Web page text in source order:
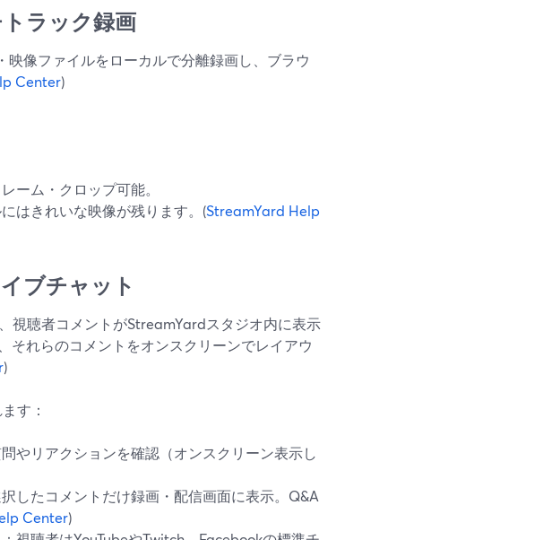
ラック録画
像ファイルをローカルで分離録画し、ブラウ
Center)
ーム・クロップ可能。
はきれいな映像が残ります。(StreamYard Help
ブチャット
視聴者コメントがStreamYardスタジオ内に表示
れらのコメントをオンスクリーンでレイアウ
)
す：
問やリアクションを確認（オンスクリーン表示し
択したコメントだけ録画・配信画面に表示。Q&A
Center)